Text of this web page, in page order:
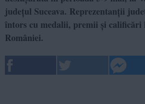
județul Suceava. Reprezentanții
întors cu medalii, premii și
României.